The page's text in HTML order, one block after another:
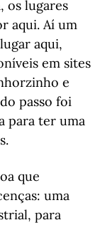
os lugares
aqui. Aí um
aqui,
em sites
e
passo foi
para ter uma
que
uma
para